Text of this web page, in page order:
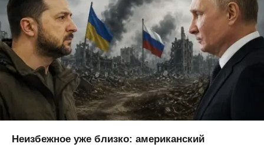
Неизбежное уже близко: американский